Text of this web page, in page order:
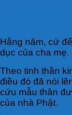
Hằng năm, cứ
dục của cha
Theo tinh thần
điều đó đã nói
cứu mẫu thân
của nhà Phật.